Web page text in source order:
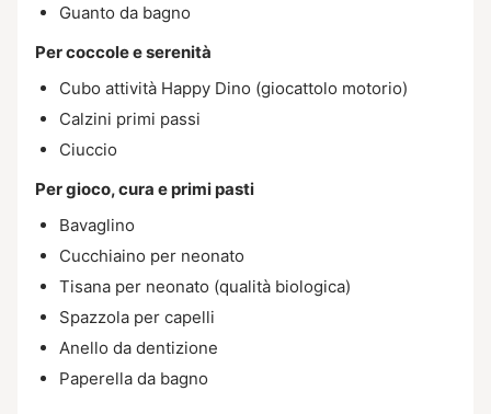
Guanto da bagno
Per coccole e serenità
Cubo attività Happy Dino (giocattolo motorio)
Calzini primi passi
Ciuccio
Per gioco, cura e primi pasti
Bavaglino
Cucchiaino per neonato
Tisana per neonato (qualità biologica)
Spazzola per capelli
Anello da dentizione
Paperella da bagno